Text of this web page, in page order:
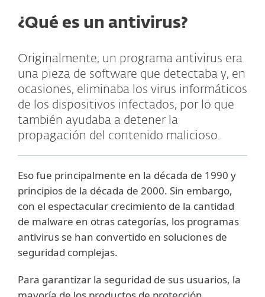
¿Qué es un antivirus?
Originalmente, un programa antivirus era
una pieza de software que detectaba y, en
ocasiones, eliminaba los virus informáticos
de los dispositivos infectados, por lo que
también ayudaba a detener la
propagación del contenido malicioso.
Eso fue principalmente en la década de 1990 y
principios de la década de 2000. Sin embargo,
con el espectacular crecimiento de la cantidad
de malware en otras categorías, los programas
antivirus se han convertido en soluciones de
seguridad complejas.
Para garantizar la seguridad de sus usuarios, la